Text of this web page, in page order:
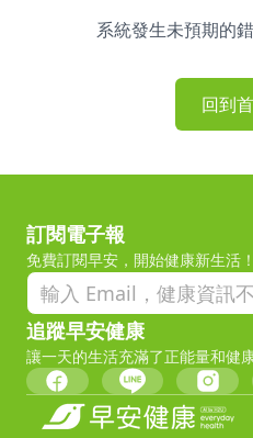
系統發生未預期的
回到
訂閱電子報
免費訂閱早安，開始健康新生活！
追蹤早安健康
讓一天的生活充滿了正能量和健